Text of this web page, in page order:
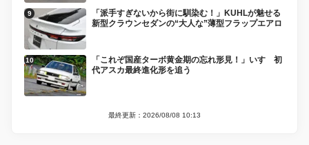
「派手すぎないから街に馴染む！」KUHLが魅せる
新型クラウンセダンの“大人な”薄型フラップエアロ
「これぞ国産ターボ黄金期の忘れ形見！」いすゞ初
代アスカ最終進化形を追う
最終更新：2026/08/08 10:13